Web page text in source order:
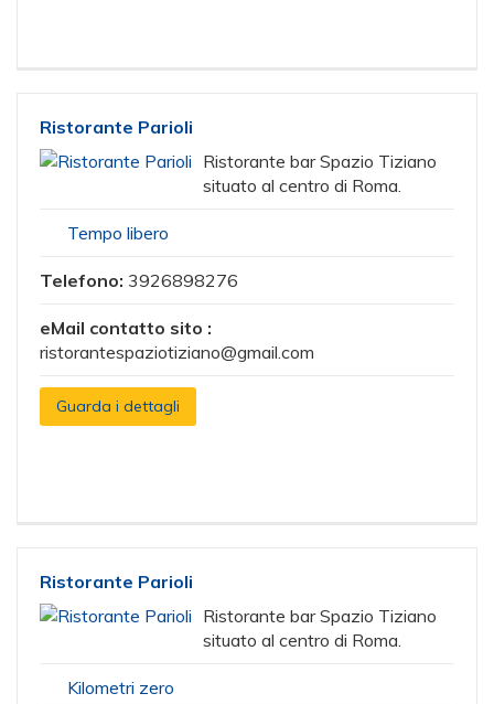
Ristorante Parioli
Ristorante bar Spazio Tiziano
situato al centro di Roma.
Tempo libero
Telefono: 3926898276
eMail contatto sito :
ristorantespaziotiziano@gmail.com
Guarda i dettagli
Ristorante Parioli
Ristorante bar Spazio Tiziano
situato al centro di Roma.
Kilometri zero